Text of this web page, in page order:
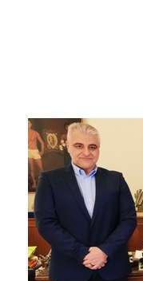
2010
2006
ΤΟΠΟΣ